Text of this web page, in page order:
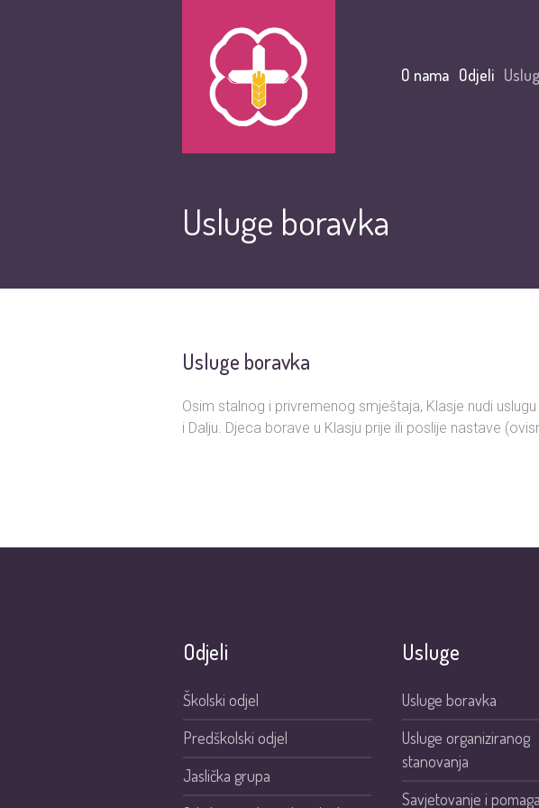
O nama Odjeli
Usluge boravka
Usluge boravka
Osim stalnog i privremenog smještaja, Klasje nudi
i Dalju. Djeca borave u Klasju prije ili poslije nastave
Odjeli
Školski odjel
Predškolski odjel
Jaslička grupa
Usluge
Usluge boravka
Usluge organiziranog
stanovanja
Savjetovanje i